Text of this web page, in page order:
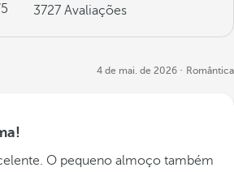
3727 Avaliações
4 de mai. de 2026 Romântica
O pequeno almoço também